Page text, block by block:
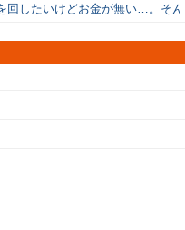
回したいけどお金が無い…。そ